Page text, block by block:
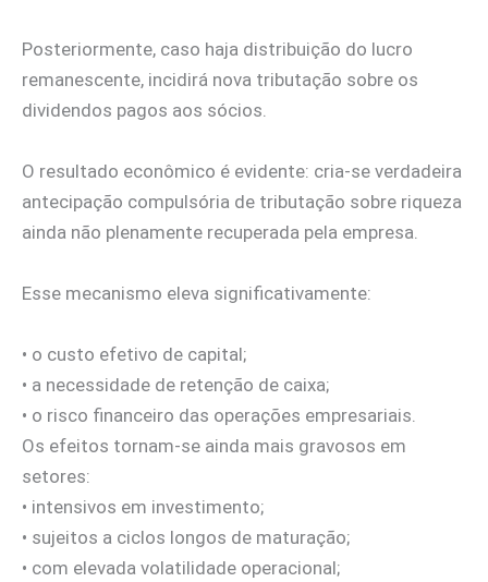
Posteriormente, caso haja distribuição do lucro
remanescente, incidirá nova tributação sobre os
dividendos pagos aos sócios.
O resultado econômico é evidente: cria-se verdadeira
antecipação compulsória de tributação sobre riqueza
ainda não plenamente recuperada pela empresa.
Esse mecanismo eleva significativamente:
• o custo efetivo de capital;
• a necessidade de retenção de caixa;
• o risco financeiro das operações empresariais.
Os efeitos tornam-se ainda mais gravosos em
setores:
• intensivos em investimento;
• sujeitos a ciclos longos de maturação;
• com elevada volatilidade operacional;